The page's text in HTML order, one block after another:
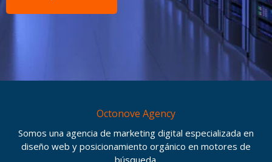
Octonove Agency
Somos una agencia de marketing digital especializada en
diseño web y posicionamiento orgánico en motores de